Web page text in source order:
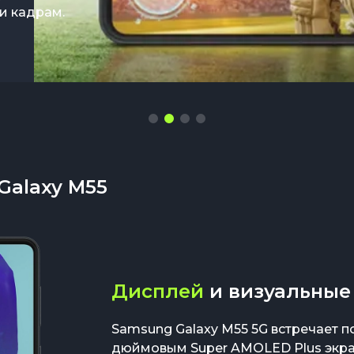
кадрам.
M55
Дисплей и
Samsung Galaxy M55 5G встречает
дюймовым Super AMOLED Plus